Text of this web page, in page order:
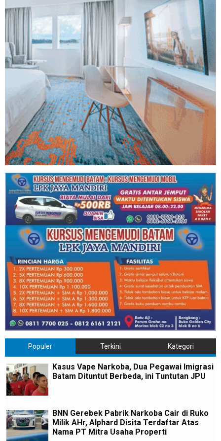
Populer Terkini Kategori
Kasus Vape Narkoba, Dua Pegawai Imigrasi
Batam Dituntut Berbeda, ini Tuntutan JPU
BNN Gerebek Pabrik Narkoba Cair di Ruko
Milik AHr, Alphard Disita Terdaftar Atas
Nama PT Mitra Usaha Properti